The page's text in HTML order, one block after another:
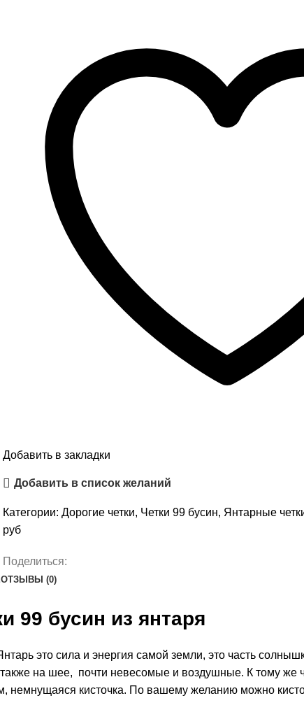
Добавить в закладки
Добавить в список желаний
Категории: Дорогие четки, Четки 99 бусин, Янтарные
руб
Поделиться:
ОТЗЫВЫ (0)
99 бусин из янтаря
это сила и энергия самой земли, это часть
на шее, почти невесомые и воздушные. К тому же
немнущаяся кисточка. По вашему желанию можно